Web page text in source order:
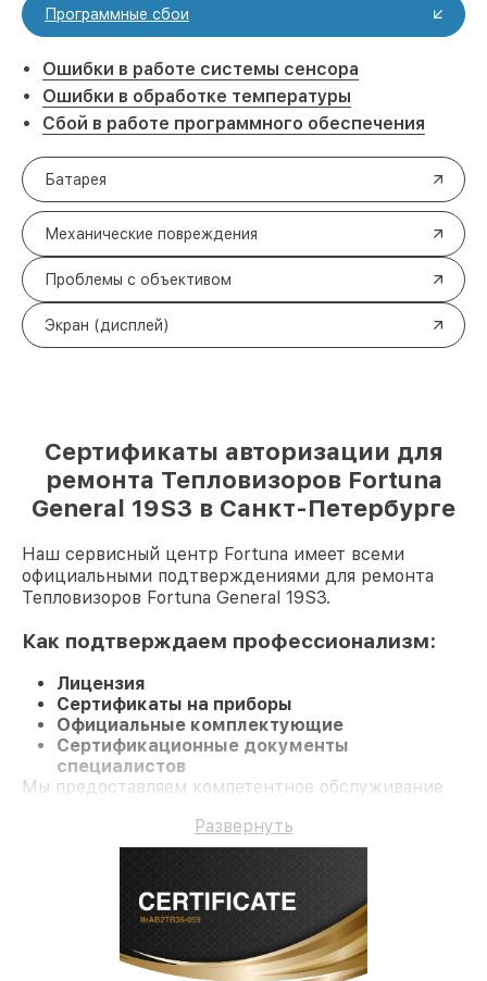
Программные сбои
Ошибки в работе системы сенсора
Ошибки в обработке температуры
Сбой в работе программного обеспечения
Батарея
Механические повреждения
Проблемы с объективом
Экран (дисплей)
Сертификаты авторизации для
ремонта Тепловизоров Fortuna
General 19S3 в Санкт-Петербурге
Наш сервисный центр Fortuna имеет всеми
официальными подтверждениями для ремонта
Тепловизоров Fortuna General 19S3.
Как подтверждаем профессионализм:
Лицензия
Сертификаты на приборы
Официальные комплектующие
Сертификационные документы
специалистов
Мы предоставляем компетентное обслуживание
Развернуть